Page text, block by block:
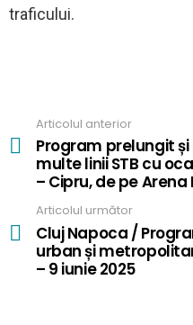
traficului.
more
Articolul anterior
Program prelungit
multe linii STB cu
– Cipru, de pe
Articolul următor
Cluj Napoca /
urban și
– 9 iunie 2025